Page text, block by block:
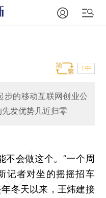
T中
步的移动互联网创业公
发优势几近归零
会做这个。”一个周
记者对坐的摇摇招车
冬天以来，王炜建接